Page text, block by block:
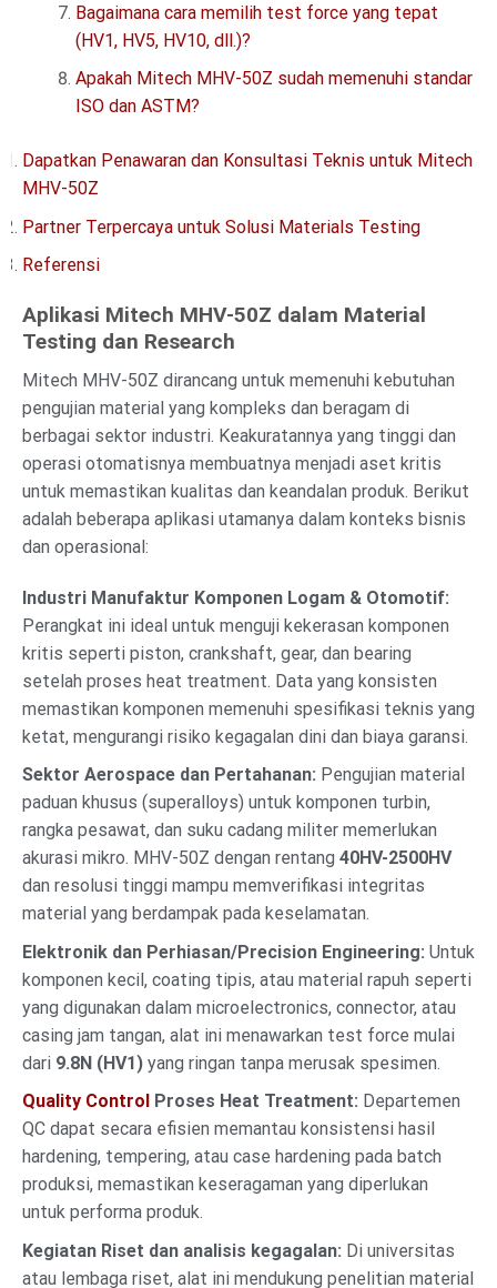
Bagaimana cara memilih test force yang tepat
(HV1, HV5, HV10, dll.)?
Apakah Mitech MHV-50Z sudah memenuhi standar
ISO dan ASTM?
Dapatkan Penawaran dan Konsultasi Teknis untuk Mitech
MHV-50Z
Partner Terpercaya untuk Solusi Materials Testing
Referensi
Aplikasi Mitech MHV-50Z dalam Material
Testing dan Research
Mitech MHV-50Z dirancang untuk memenuhi kebutuhan
pengujian material yang kompleks dan beragam di
berbagai sektor industri. Keakuratannya yang tinggi dan
operasi otomatisnya membuatnya menjadi aset kritis
untuk memastikan kualitas dan keandalan produk. Berikut
adalah beberapa aplikasi utamanya dalam konteks bisnis
dan operasional:
Industri Manufaktur Komponen Logam & Otomotif:
Perangkat ini ideal untuk menguji kekerasan komponen
kritis seperti piston, crankshaft, gear, dan bearing
setelah proses heat treatment. Data yang konsisten
memastikan komponen memenuhi spesifikasi teknis yang
ketat, mengurangi risiko kegagalan dini dan biaya garansi.
Sektor Aerospace dan Pertahanan: Pengujian material
paduan khusus (superalloys) untuk komponen turbin,
rangka pesawat, dan suku cadang militer memerlukan
akurasi mikro. MHV-50Z dengan rentang 40HV-2500HV
dan resolusi tinggi mampu memverifikasi integritas
material yang berdampak pada keselamatan.
Elektronik dan Perhiasan/Precision Engineering: Untuk
komponen kecil, coating tipis, atau material rapuh seperti
yang digunakan dalam microelectronics, connector, atau
casing jam tangan, alat ini menawarkan test force mulai
dari 9.8N (HV1) yang ringan tanpa merusak spesimen.
Quality Control
Proses Heat Treatment: Departemen
QC dapat secara efisien memantau konsistensi hasil
hardening, tempering, atau case hardening pada batch
produksi, memastikan keseragaman yang diperlukan
untuk performa produk.
Kegiatan Riset dan analisis kegagalan: Di universitas
atau lembaga riset, alat ini mendukung penelitian material